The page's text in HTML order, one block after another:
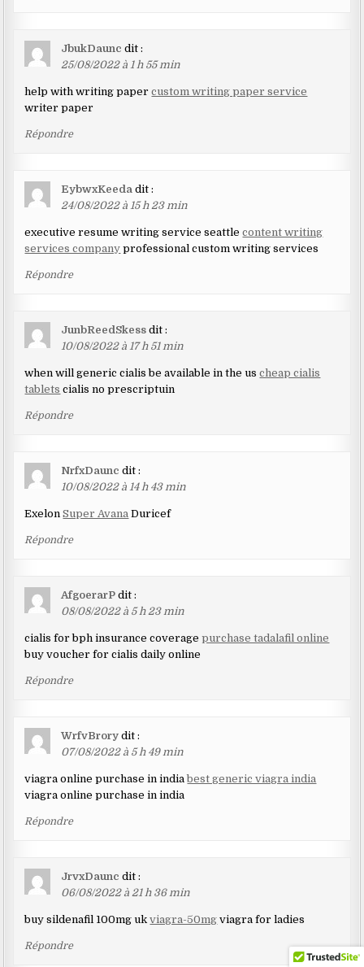
JbukDaunc dit :
25/08/2022 à 1 h 55 min
help with writing papercustom writing paper service
writer paper
Répondre
EybwxKeeda dit :
24/08/2022 à 15 h 23 min
executive resume writing service seattlecontent writing
services company professional custom writing services
Répondre
JunbReedSkess dit :
10/08/2022 à 17 h 51 min
when will generic cialis be available in the uscheap cialis
tablets cialis no prescriptuin
Répondre
NrfxDaunc dit :
10/08/2022 à 14 h 43 min
ExelonSuper Avana Duricef
Répondre
AfgoerarP dit :
08/08/2022 à 5 h 23 min
cialis for bph insurance coveragepurchase tadalafil online
buy voucher for cialis daily online
Répondre
WrfvBrory dit :
07/08/2022 à 5 h 49 min
viagra online purchase in indiabest generic viagra india
viagra online purchase in india
Répondre
JrvxDaunc dit :
06/08/2022 à 21 h 36 min
buy sildenafil 100mg ukviagra-50mg viagra for ladies
Répondre